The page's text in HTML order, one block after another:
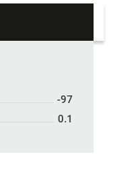
-97
0.1